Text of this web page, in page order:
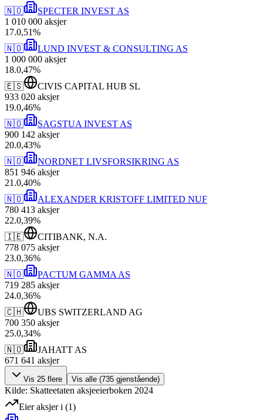
🇳🇴
SPECTER INVEST AS
1 010 000 aksjer
17.0,51%
🇳🇴
LUND INVEST & CONSULTING AS
1 000 000 aksjer
18.0,47%
🇪🇸
CIVIS CAPITAL HUB SL
933 020 aksjer
19.0,46%
🇳🇴
SAGSTUA INVEST AS
900 142 aksjer
20.0,43%
🇳🇴
NORDNET LIVSFORSIKRING AS
851 946 aksjer
21 .0,40%
🇳🇴
ALEXANDER KRISTOFF LIMITED NUF
780 413 aksjer
22.0,39%
🇮🇪
CITIBANK, N.A.
778 075 aksjer
23.0,36%
🇳🇴
PACTUM GAMMA AS
719 285 aksjer
24.0,36%
🇨🇭
UBS SWITZERLAND AG
700 350 aksjer
25.0,34%
🇳🇴
JAHATT AS
671 641 aksjer
Vis 25 flere Vis alle (735 gjenstående)
Kilde: Skatteetaten aksjeeierboken 2024
Eier aksjer i (1)